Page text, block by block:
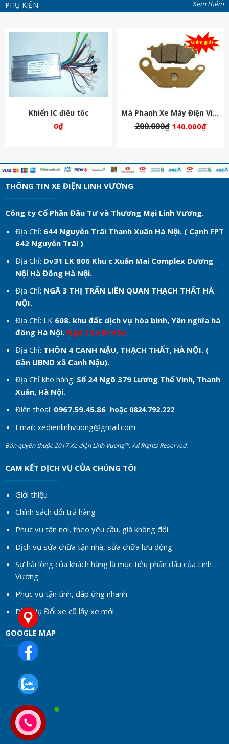
PHỤ KIỆN Xem thêm
Khiển IC điều tốc
0₫
Giảm giá!
Má Phanh Xe Máy Điện Vinfast
200.000₫ 140.000₫
THÔNG TIN XE ĐIỆN LINH VƯƠNG
Công ty Cổ Phần Đầu Tư và Thương Mại Linh Vương.
Địa Chỉ: 644 Nguyễn Trãi Thanh Xuân Hà Nội. ( Cạnh FPT
642 Nguyễn Trãi )
Địa Chỉ: Dv31 LK 806 Khu c Xuân Mai Complex Dương
Nội Hà Đông Hà Nội.
Địa Chỉ: NGÃ 3 THỊ TRẤN LIÊN QUAN THẠCH THẤT HÀ
NỘI.
Địa Chỉ: LK 608. khu đất dịch vụ hòa bình, Yên nghĩa hà
đông Hà Nội. Ngã 3 La Đi Vào
Địa Chỉ: THÔN 4 CANH NẬU, THẠCH THẤT, HÀ NỘI. (
Gần UBND xã Canh Nậu).
Địa Chỉ kho hàng: Số 24 Ngõ 379 Lương Thế Vinh, Thanh
Xuân, Hà Nội.
Điện thoại: 0967.59.45.86 hoặc 0824.792.222
Email: xedienlinhvuong@gmail.com
Bản quyền thuộc 2017 Xe điện Linh Vương™. All Rights Reserved.
CAM KẾT DỊCH VỤ CỦA CHÚNG TÔI
Giới thiệu
Chính sách đổi trả hàng
Phục vụ tận nơi, theo yêu cầu, giá không đổi
Dịch vụ sửa chữa tận nhà, sửa chữa lưu động
Sự hài lòng của khách hàng là mục tiêu phấn đấu của Linh
Vương
Phục vụ tận tình, đáp ứng nhanh
Dịch Vụ Đổi xe cũ lấy xe mới
GOOGLE MAP